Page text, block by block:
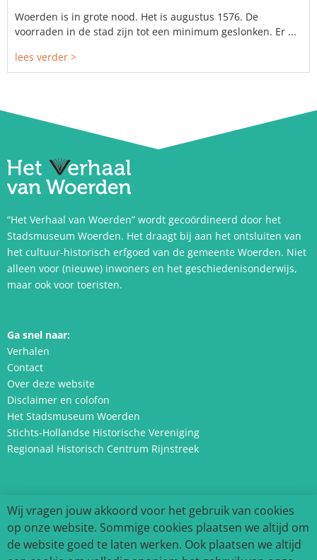
Woerden is in grote nood. Het is augustus 1576. De
voorraden in de stad zijn tot een minimum geslonken. Er ...
lees verder >
“Het Verhaal van Woerden” wordt gecoördineerd door het
Stadsmuseum Woerden. Het draagt bij aan het ontsluiten van
het cultuur-historisch erfgoed van de gemeente Woerden. Niet
alleen voor (nieuwe) inwoners en het geschiedenisonderwijs,
maar ook voor toeristen.
Ga snel naar:
Verhalen
Contact
Over deze website
Disclaimer en colofon
Het Stadsmuseum Woerden
Stichts-Hollandse Historische Vereniging
Regionaal Historisch Centrum Rijnstreek
Wij vragen jouw akkoord voor het gebruik van cookies
op onze website. Sommige cookies plaatsen we altijd om
de website goed te laten werken. Ook plaatsen we altijd